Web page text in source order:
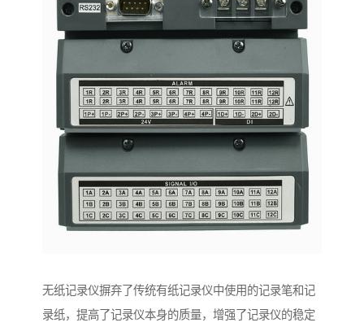
无纸记录仪摒弃了传统有纸记录仪中使用的记录笔和记
录纸，提高了记录仪本身的质量，增强了记录仪的稳定